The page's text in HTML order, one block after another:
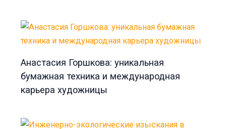
Анастасия Горшкова: уникальная
бумажная техника и международная
карьера художницы